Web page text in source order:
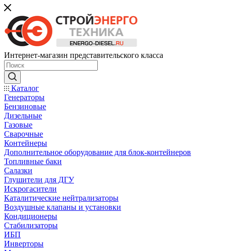
Интернет-магазин представительского класса
Каталог
Генераторы
Бензиновые
Дизельные
Газовые
Сварочные
Контейнеры
Дополнительное оборудование для блок-контейнеров
Топливные баки
Салазки
Глушители для ДГУ
Искрогасители
Каталитические нейтрализаторы
Воздушные клапаны и установки
Кондиционеры
Стабилизаторы
ИБП
Инверторы